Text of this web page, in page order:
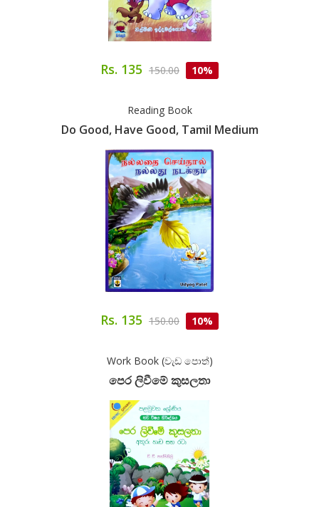
Rs. 135 150.00 10%
Reading Book
Do Good, Have Good, Tamil Medium
Rs. 135 150.00 10%
Work Book (වැඩ පොත්)
පෙර ලිවීමේ කුසලතා